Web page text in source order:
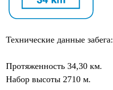
С синтетическим утеплителем
Аксессуары для спальников
Кошельки
Гермомешки
Полезные аксессуары
Книги
Технические данные забега:
Протяженность 34,30 км.
Набор высоты 2710 м.